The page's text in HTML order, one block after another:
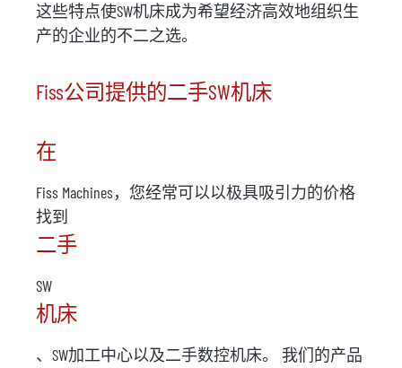
这些特点使SW机床成为希望经济高效地组织生
产的企业的不二之选。
Fiss公司提供的二手SW机床
在
Fiss Machines，您经常可以以极具吸引力的价格
找到
二手
SW
机床
、SW加工中心以及二手数控机床。 我们的产品